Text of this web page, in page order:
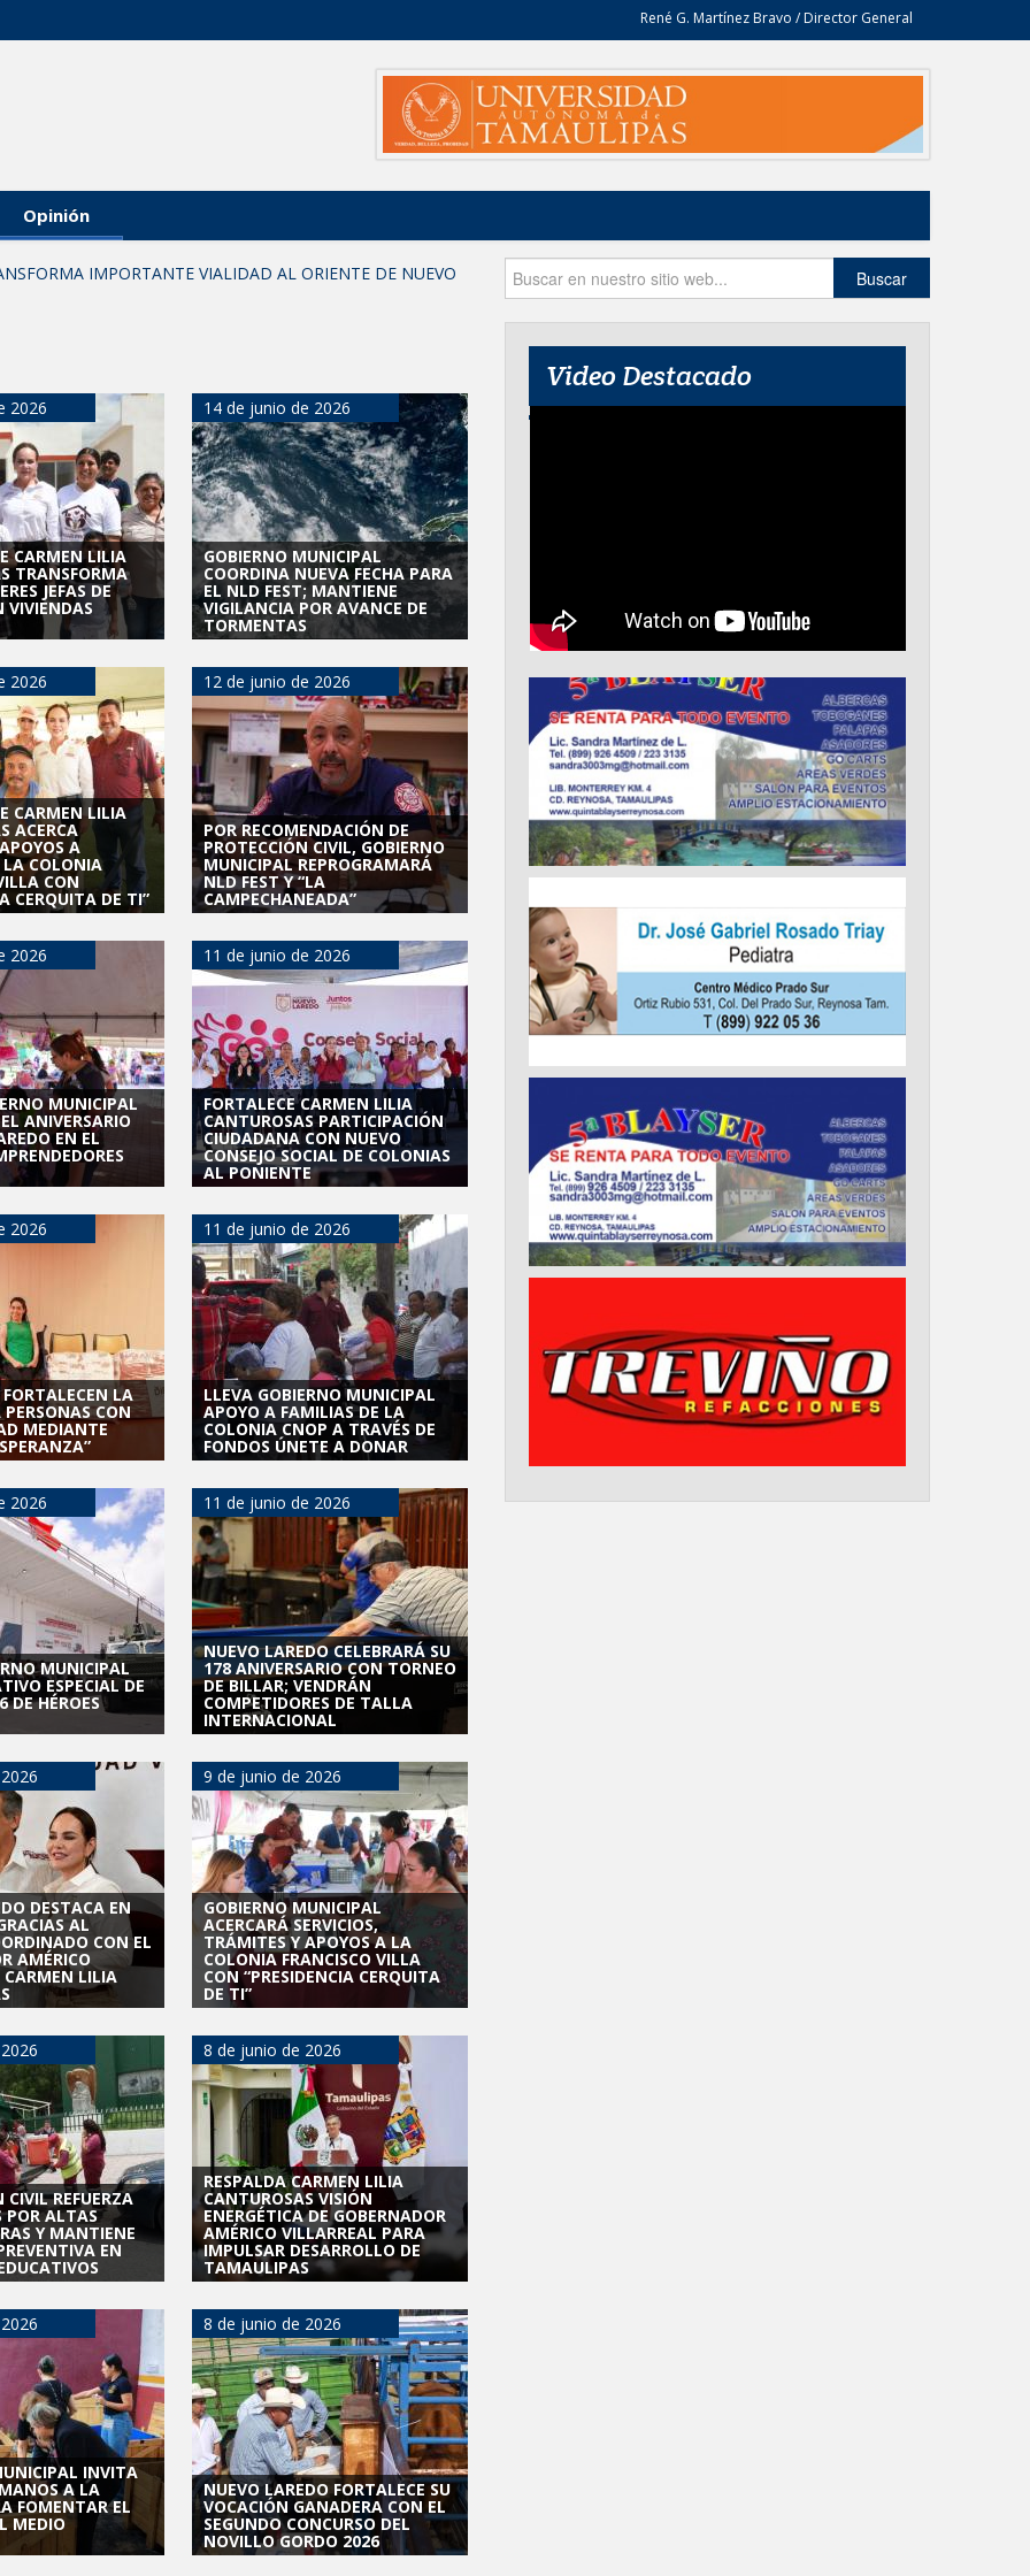
René G. Martínez Bravo / Director General
Opinión
IMPORTANTE VIALIDAD AL ORIENTE DE NUEVO
superior en comunidades
"Acción y Conciencia" a colonia Integración Familiar
A FAMILIAS DEL PONIENTE: ABREN INSCRIPCIONES
en Tampico
DE JÓVENES CON TERAPIAS PSICOLÓGICAS GRATUITAS
en tema de la refinería
fortalecer la formación médica y la bioética en Tamaulipas
PRECAUCIONES ANTE ALTAS TEMPERATURAS
sede para la Facultad de Arquitectura de la UAT en
para brindar certeza patrimonial a más familias de
PREVENIR ENFERMEDADES DURANTE LA TEMPORADA DE
en cuatro colonias de Reynosa
sobre redes sociales y escuelas militarizadas
EN AVENIDA REFORMA; GOBIERNO MUNICIPAL
PRIORITARIAS
reportes ante lluvias
Buscar
2026
CARMEN LILIA
TRANSFORMA
JEFAS DE
VIVIENDAS
14 de junio de 2026
GOBIERNO MUNICIPAL
COORDINA NUEVA FECHA PARA
EL NLD FEST; MANTIENE
VIGILANCIA POR AVANCE DE
TORMENTAS
2026
CARMEN LILIA
ACERCA
A
COLONIA
CON
CERQUITA DE TI”
12 de junio de 2026
POR RECOMENDACIÓN DE
PROTECCIÓN CIVIL, GOBIERNO
MUNICIPAL REPROGRAMARÁ
NLD FEST Y “LA
CAMPECHANEADA”
2026
MUNICIPAL
ANIVERSARIO
EN EL
11 de junio de 2026
FORTALECE CARMEN LILIA
CANTUROSAS PARTICIPACIÓN
CIUDADANA CON NUEVO
CONSEJO SOCIAL DE COLONIAS
AL PONIENTE
2026
LA
CON
MEDIANTE
11 de junio de 2026
LLEVA GOBIERNO MUNICIPAL
APOYO A FAMILIAS DE LA
COLONIA CNOP A TRAVÉS DE
FONDOS ÚNETE A DONAR
2026
MUNICIPAL
ESPECIAL DE
DE HÉROES
11 de junio de 2026
NUEVO LAREDO CELEBRARÁ SU
178 ANIVERSARIO CON TORNEO
DE BILLAR; VENDRÁN
COMPETIDORES DE TALLA
INTERNACIONAL
DESTACA EN
AL
CON EL
AMÉRICO
CARMEN LILIA
9 de junio de 2026
GOBIERNO MUNICIPAL
ACERCARÁ SERVICIOS,
TRÁMITES Y APOYOS A LA
COLONIA FRANCISCO VILLA
CON “PRESIDENCIA CERQUITA
DE TI”
CIVIL REFUERZA
POR ALTAS
Y MANTIENE
EN
8 de junio de 2026
RESPALDA CARMEN LILIA
CANTUROSAS VISIÓN
ENERGÉTICA DE GOBERNADOR
AMÉRICO VILLARREAL PARA
IMPULSAR DESARROLLO DE
TAMAULIPAS
INVITA
A LA
FOMENTAR EL
MEDIO
8 de junio de 2026
NUEVO LAREDO FORTALECE SU
VOCACIÓN GANADERA CON EL
SEGUNDO CONCURSO DEL
NOVILLO GORDO 2026
Video Destacado